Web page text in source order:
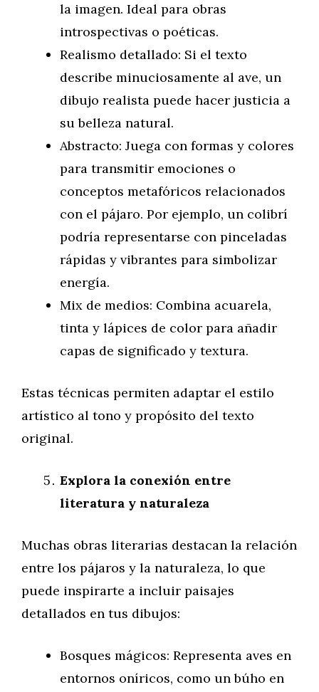
la imagen. Ideal para obras
introspectivas o poéticas.
Realismo detallado: Si el texto
describe minuciosamente al ave, un
dibujo realista puede hacer justicia a
su belleza natural.
Abstracto: Juega con formas y colores
para transmitir emociones o
conceptos metafóricos relacionados
con el pájaro. Por ejemplo, un colibrí
podría representarse con pinceladas
rápidas y vibrantes para simbolizar
energía.
Mix de medios: Combina acuarela,
tinta y lápices de color para añadir
capas de significado y textura.
Estas técnicas permiten adaptar el estilo
artístico al tono y propósito del texto
original.
Explora la conexión entre
literatura y naturaleza
Muchas obras literarias destacan la relación
entre los pájaros y la naturaleza, lo que
puede inspirarte a incluir paisajes
detallados en tus dibujos:
Bosques mágicos: Representa aves en
entornos oníricos, como un búho en